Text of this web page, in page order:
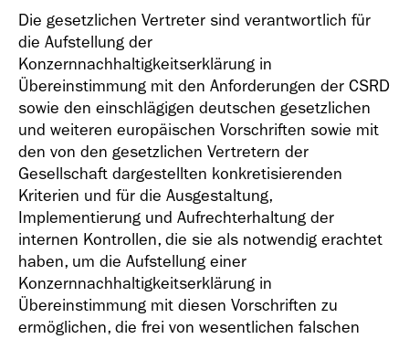
Die gesetzlichen Vertreter sind verantwortlich für
die Aufstellung der
Konzernnachhaltigkeitserklärung in
Übereinstimmung mit den Anforderungen der CSRD
sowie den einschlägigen deutschen gesetzlichen
und weiteren europäischen Vorschriften sowie mit
den von den gesetzlichen Vertretern der
Gesellschaft dargestellten konkretisierenden
Kriterien und für die Ausgestaltung,
Implementierung und Aufrechterhaltung der
internen Kontrollen, die sie als notwendig erachtet
haben, um die Aufstellung einer
Konzernnachhaltigkeitserklärung in
Übereinstimmung mit diesen Vorschriften zu
ermöglichen, die frei von wesentlichen falschen